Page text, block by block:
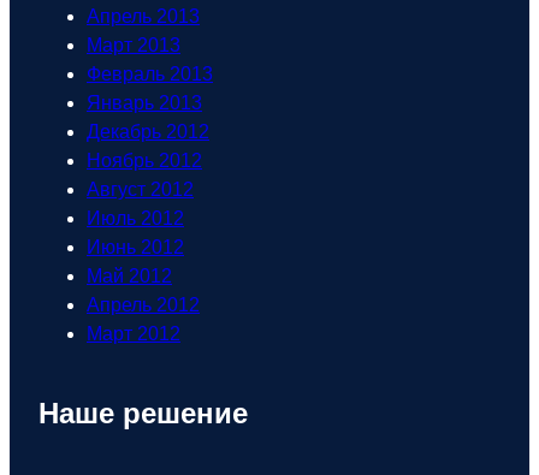
Апрель 2013
Март 2013
Февраль 2013
Январь 2013
Декабрь 2012
Ноябрь 2012
Август 2012
Июль 2012
Июнь 2012
Май 2012
Апрель 2012
Март 2012
Наше решение